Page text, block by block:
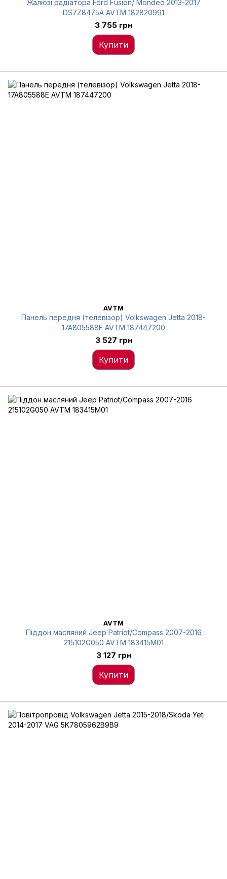
Жалюзі радіатора Ford Fusion/ Mondeo 2013-2017
DS7Z8475A AVTM 182820991
3 755 грн
Купити
AVTM
Панель передня (телевізор) Volkswagen Jetta 2018-
17A805588E AVTM 187447200
3 527 грн
Купити
AVTM
Піддон масляний Jeep Patriot/Compass 2007-2016
215102G050 AVTM 183415M01
3 127 грн
Купити